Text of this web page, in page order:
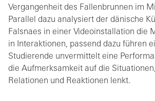
Vergangenheit des Fallenbrunnen im
Parallel dazu analysiert der dänische
Falsnaes in einer Videoinstallation die
in Interaktionen, passend dazu führen
Studierende unvermittelt eine
die Aufmerksamkeit auf die
Relationen und Reaktionen lenkt.